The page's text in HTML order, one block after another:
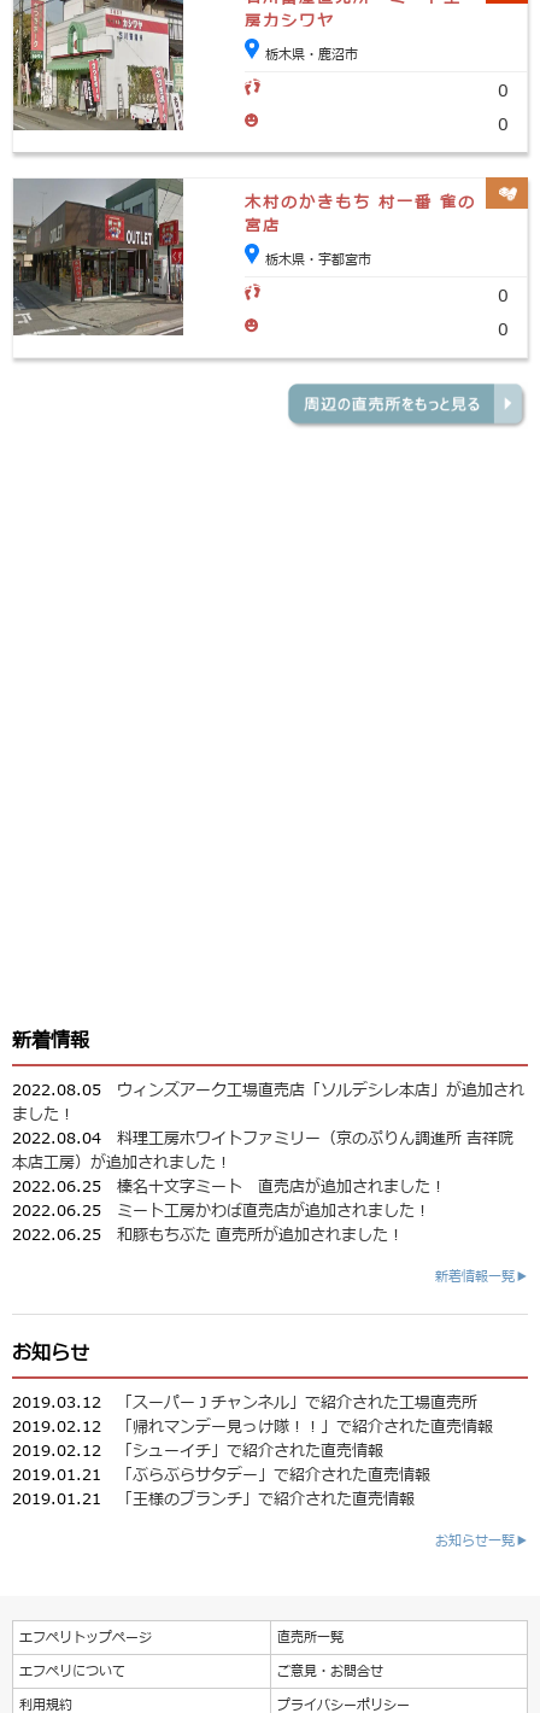
房カシワヤ
栃木県・鹿沼市
0
0
木村のかきもち 村一番 雀の
宮店
栃木県・宇都宮市
0
0
新着情報
2022.08.05 ウィンズアーク工場直売店「ソルデシレ本店」が追加され
ました！
2022.08.04 料理工房ホワイトファミリー（京のぷりん調進所 吉祥院
本店工房）が追加されました！
2022.06.25 榛名十文字ミート 直売店が追加されました！
2022.06.25 ミート工房かわば直売店が追加されました！
2022.06.25 和豚もちぶた 直売所が追加されました！
新着情報一覧▶
お知らせ
2019.03.12
「スーパーＪチャンネル」で紹介された工場直売所
2019.02.12
「帰れマンデー見っけ隊！！」で紹介された直売情報
2019.02.12
「シューイチ」で紹介された直売情報
2019.01.21
「ぶらぶらサタデー」で紹介された直売情報
2019.01.21
「王様のブランチ」で紹介された直売情報
お知らせ一覧▶
エフペリトップページ
直売所一覧
エフペリについて
ご意見・お問合せ
利用規約
プライバシーポリシー